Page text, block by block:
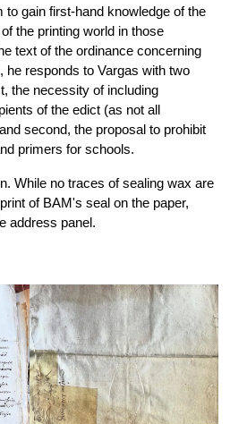
to gain first-hand knowledge of the
the printing world in those
text of the ordinance concerning
he responds to Vargas with two
the necessity of including
of the edict (as not all
second, the proposal to prohibit
primers for schools.
While no traces of sealing wax are
of BAM's seal on the paper,
address panel.